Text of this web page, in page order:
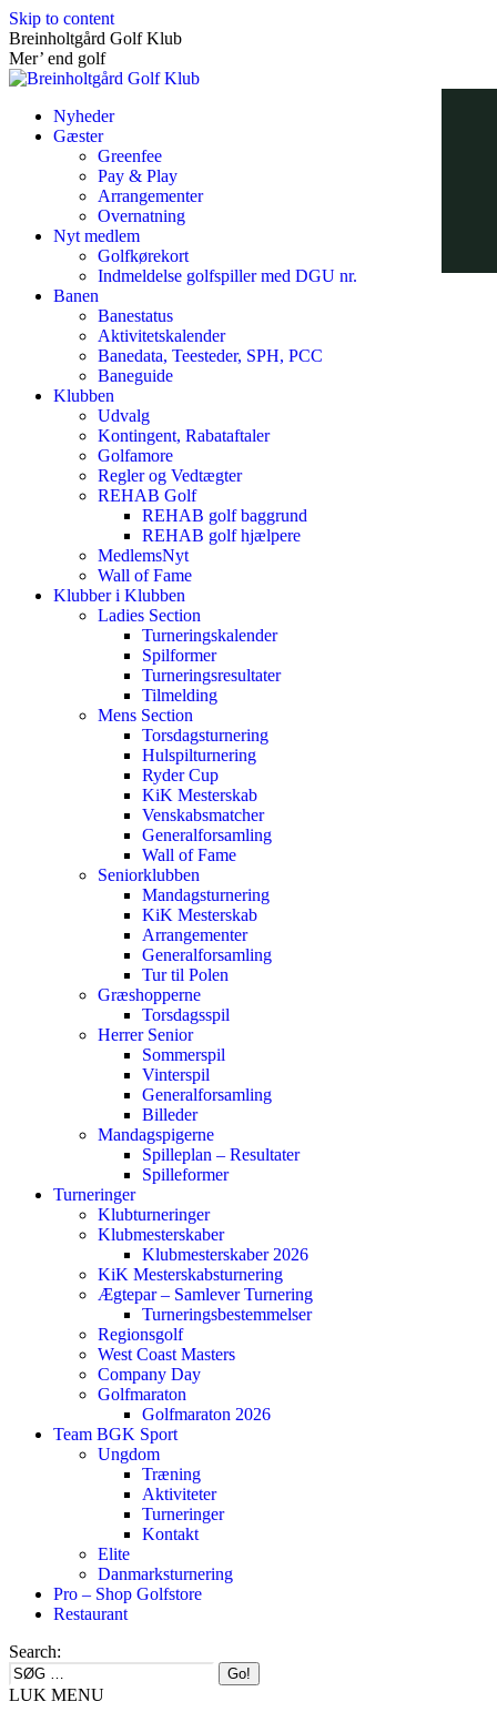
Skip to content
Breinholtgård Golf Klub
Mer’ end golf
Nyheder
Gæster
Greenfee
Pay & Play
Arrangementer
Overnatning
Nyt medlem
Golfkørekort
Indmeldelse golfspiller med DGU nr.
Banen
Banestatus
Aktivitetskalender
Banedata, Teesteder, SPH, PCC
Baneguide
Klubben
Udvalg
Kontingent, Rabataftaler
Golfamore
Regler og Vedtægter
REHAB Golf
REHAB golf baggrund
REHAB golf hjælpere
MedlemsNyt
Wall of Fame
Klubber i Klubben
Ladies Section
Turneringskalender
Spilformer
Turneringsresultater
Tilmelding
Mens Section
Torsdagsturnering
Hulspilturnering
Ryder Cup
KiK Mesterskab
Venskabsmatcher
Generalforsamling
Wall of Fame
Seniorklubben
Mandagsturnering
KiK Mesterskab
Arrangementer
Generalforsamling
Tur til Polen
Græshopperne
Torsdagsspil
Herrer Senior
Sommerspil
Vinterspil
Generalforsamling
Billeder
Mandagspigerne
Spilleplan – Resultater
Spilleformer
Turneringer
Klubturneringer
Klubmesterskaber
Klubmesterskaber 2026
KiK Mesterskabsturnering
Ægtepar – Samlever Turnering
Turneringsbestemmelser
Regionsgolf
West Coast Masters
Company Day
Golfmaraton
Golfmaraton 2026
Team BGK Sport
Ungdom
Træning
Aktiviteter
Turneringer
Kontakt
Elite
Danmarksturnering
Pro – Shop Golfstore
Restaurant
Search:
LUK MENU